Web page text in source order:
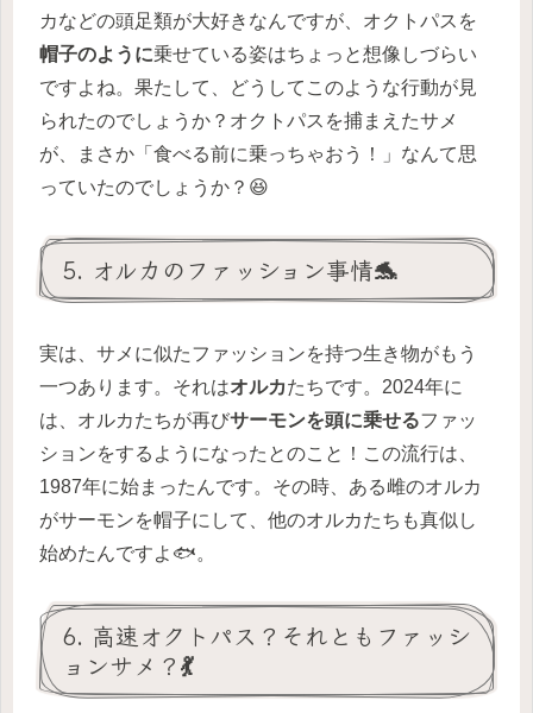
カなどの頭足類が大好きなんですが、オクトパスを
帽子のように乗せている姿はちょっと想像しづらい
ですよね。果たして、どうしてこのような行動が見
られたのでしょうか？オクトパスを捕まえたサメ
が、まさか「食べる前に乗っちゃおう！」なんて思
っていたのでしょうか？😆
5. オルカのファッション事情🐬
実は、サメに似たファッションを持つ生き物がもう
一つあります。それはオルカたちです。2024年に
は、オルカたちが再びサーモンを頭に乗せるファッ
ションをするようになったとのこと！この流行は、
1987年に始まったんです。その時、ある雌のオルカ
がサーモンを帽子にして、他のオルカたちも真似し
始めたんですよ🐟。
6. 高速オクトパス？それともファッシ
ョンサメ？💃